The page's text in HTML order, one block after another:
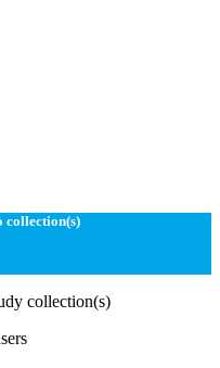
collection(s)
collection(s)